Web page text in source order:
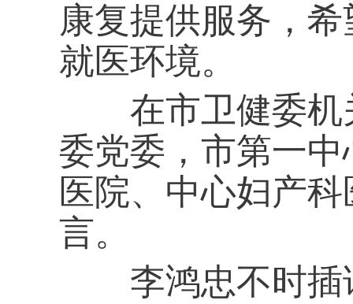
康复提供服务，
就医环境。
在市卫健委机
委党委，市第一
医院、中心妇产
言。
李鸿忠不时插